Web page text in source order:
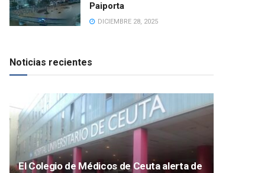
Paiporta
DICIEMBRE 28, 2025
Noticias recientes
El Colegio de Médicos de Ceuta alerta de